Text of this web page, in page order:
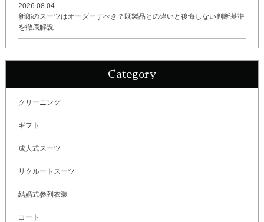
2026.08.04
新郎のスーツはオーダーすべき？既製品との違いと後悔しない判断基準
を徹底解説
Category
クリーニング
ギフト
成人式スーツ
リクルートスーツ
結婚式参列衣装
コート